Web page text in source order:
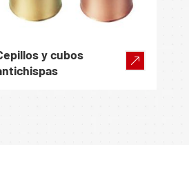
y cubos